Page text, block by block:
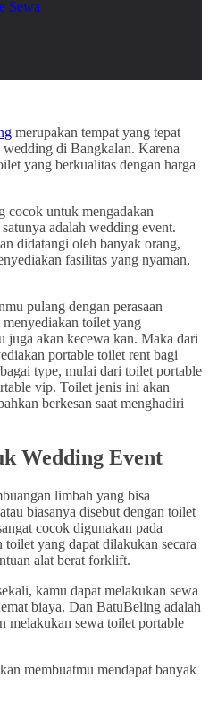
Sewa
merupakan tempat yang tepat
wedding di Bangkalan. Karena
yang berkualitas dengan harga
cocok untuk mengadakan
adalah wedding event.
didatangi oleh banyak orang,
fasilitas yang nyaman,
pulang dengan perasaan
toilet yang
juga akan kecewa kan. Maka dari
portable toilet rent bagi
type, mulai dari toilet portable
vip. Toilet jenis ini akan
berkesan saat menghadiri
Wedding Event
limbah yang bisa
biasanya disebut dengan toilet
cocok digunakan pada
toilet yang dapat dilakukan secara
alat berat forklift.
kamu dapat melakukan sewa
biaya. Dan BatuBeling adalah
melakukan sewa toilet portable
membuatmu mendapat banyak